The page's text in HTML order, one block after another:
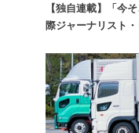
【独自連載】「今
際ジャーナリスト